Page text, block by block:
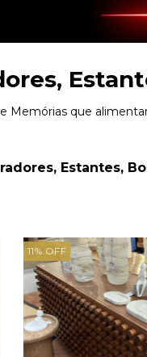
Memórias que
Estantes,
11% OFF